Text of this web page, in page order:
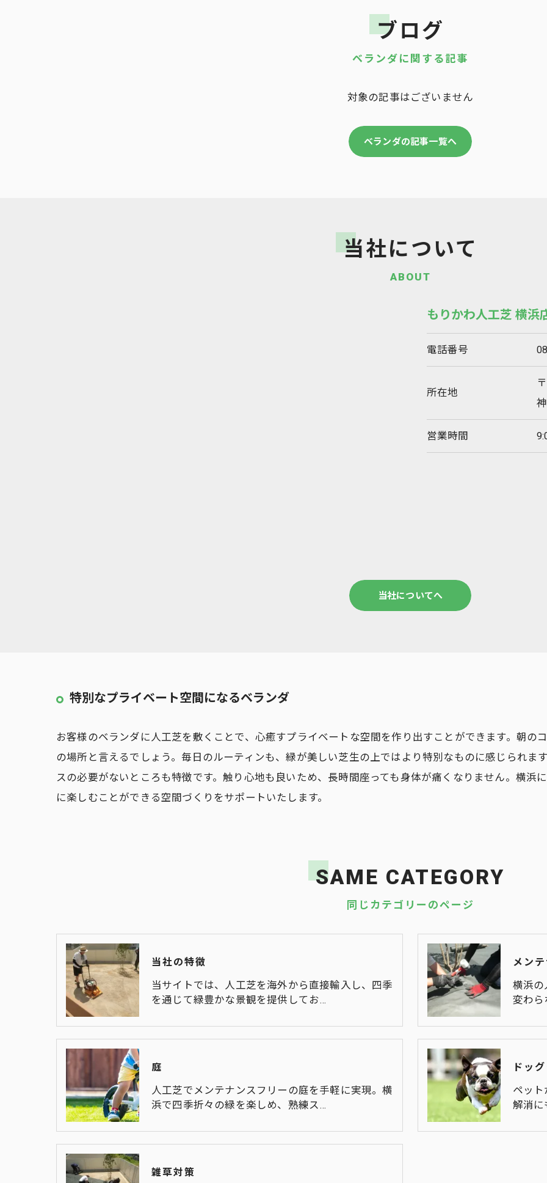
ブログ
ベランダに関する記事
対象の記事はございません
ベランダの記事一覧へ
当社について
ABOUT
もりかわ人工芝 横浜
電話番号
所在地
営業時間
当社についてへ
特別なプライベート空間になるベランダ
お客様のベランダに人工芝を敷くことで、心癒すプライベートな空間を作り出すことができます。朝の
の場所と言えるでしょう。毎日のルーティンも、緑が美しい芝生の上ではより特別なものに感じられま
スの必要がないところも特徴です。触り心地も良いため、長時間座っても身体が痛くなりません。横浜
に楽しむことができる空間づくりをサポートいたします。
同じカテゴリーのページ
SAME CATEGORY
当社の特徴
当サイトでは、人工芝を海外から直接輸入し、四季
を通じて緑豊かな景観を提供してお…
メン
横浜の
変わら
庭
人工芝でメンテナンスフリーの庭を手軽に実現。横
浜で四季折々の緑を楽しめ、熟練ス…
ドッ
ペッ
解消に
雑草対策